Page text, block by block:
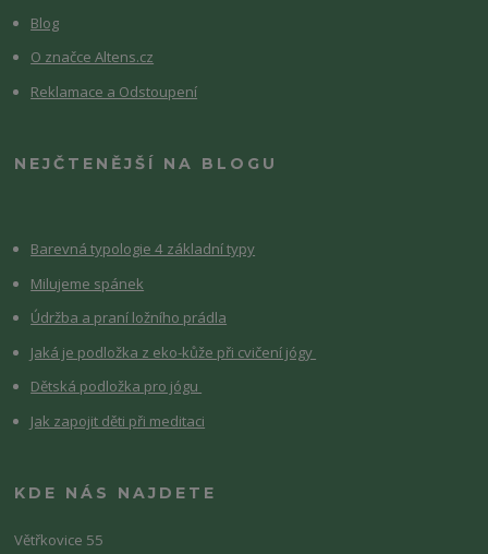
Blog
O značce Altens.cz
Reklamace a Odstoupení
NEJČTENĚJŠÍ NA BLOGU
Barevná typologie 4 základní typy
Milujeme spánek
Údržba a praní ložního prádla
Jaká je podložka z eko-kůže při cvičení jógy
Dětská podložka pro jógu
Jak zapojit děti při meditaci
KDE NÁS NAJDETE
Větřkovice 55